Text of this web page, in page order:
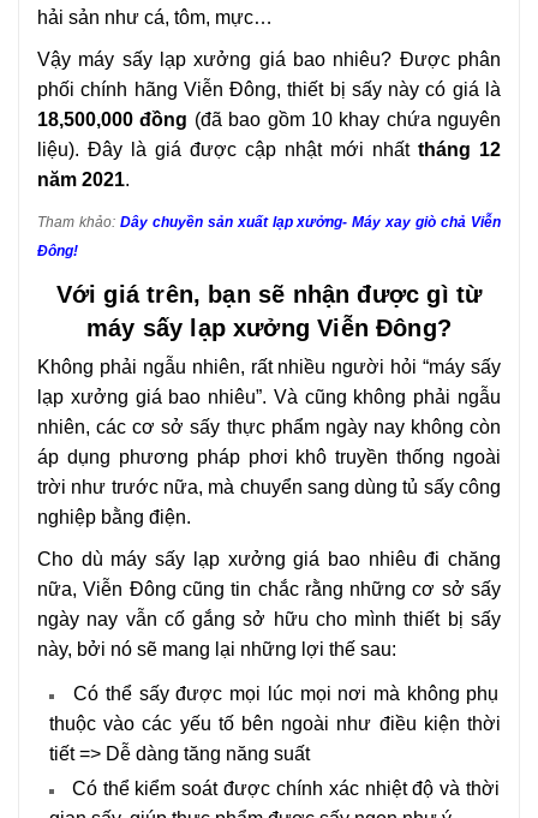
hải sản như cá, tôm, mực…
Vậy máy sấy lạp xưởng giá bao nhiêu? Được phân
phối chính hãng Viễn Đông, thiết bị sấy này có giá là
18,500,000 đồng (đã bao gồm 10 khay chứa nguyên
liệu). Đây là giá được cập nhật mới nhấttháng 12
năm 2021.
Tham khảo: Dây chuyền sản xuất lạp xưởng- Máy xay giò chả Viễn
Đông!
Với giá trên, bạn sẽ nhận được gì từ
máy sấy lạp xưởng Viễn Đông?
Không phải ngẫu nhiên, rất nhiều người hỏi “máy sấy
lạp xưởng giá bao nhiêu”. Và cũng không phải ngẫu
nhiên, các cơ sở sấy thực phẩm ngày nay không còn
áp dụng phương pháp phơi khô truyền thống ngoài
trời như trước nữa, mà chuyển sang dùng tủ sấy công
nghiệp bằng điện.
Cho dù máy sấy lạp xưởng giá bao nhiêu đi chăng
nữa, Viễn Đông cũng tin chắc rằng những cơ sở sấy
ngày nay vẫn cố gắng sở hữu cho mình thiết bị sấy
này, bởi nó sẽ mang lại những lợi thế sau:
Có thể sấy được mọi lúc mọi nơi mà không phụ
thuộc vào các yếu tố bên ngoài như điều kiện thời
tiết => Dễ dàng tăng năng suất
Có thể kiểm soát được chính xác nhiệt độ và thời